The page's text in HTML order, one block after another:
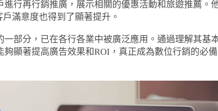
行再行銷推廣，展示相關的優惠活動和旅遊推薦。
滿意度也得到了顯著提升。
部分，已在各行各業中被廣泛應用。通過理解其基
顯著提高廣告效果和ROI，真正成為數位行銷的必備